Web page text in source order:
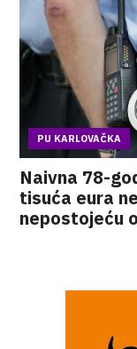
PU KARLOVAČKA
Naivna 78-
tisuća eura
nepostojeću